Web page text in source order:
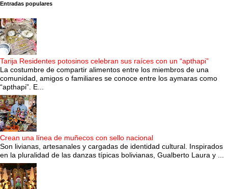
Entradas populares
Tarija Residentes potosinos celebran sus raíces con un “apthapi”
La costumbre de compartir alimentos entre los miembros de una
comunidad, amigos o familiares se conoce entre los aymaras como
“apthapi”. E...
Crean una línea de muñecos con sello nacional
Son livianas, artesanales y cargadas de identidad cultural. Inspirados
en la pluralidad de las danzas típicas bolivianas, Gualberto Laura y ...